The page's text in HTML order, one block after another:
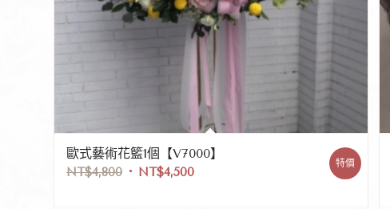
歐式藝術花籃1個【V7000】
NT$4,800 NT$4,500
特價